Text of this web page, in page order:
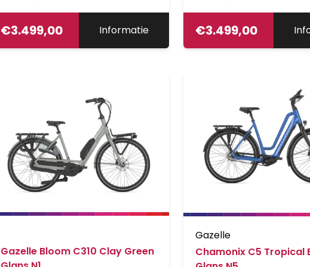
€3.499,00 Informatie €3.499,00
Gazelle Bloom C310 Clay Green
Gazelle
Chamonix C5 Tropical